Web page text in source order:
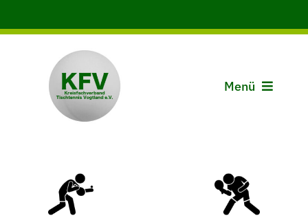
Inhalt
Menü
Spielbetrieb